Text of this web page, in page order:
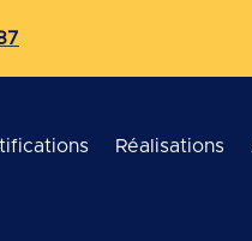
Réalisations